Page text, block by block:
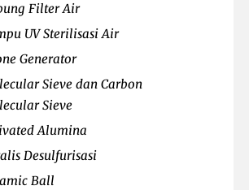
Filter Air
UV Sterilisasi Air
Generator
Sieve dan Carbon
Sieve
Alumina
Desulfurisasi
Ball